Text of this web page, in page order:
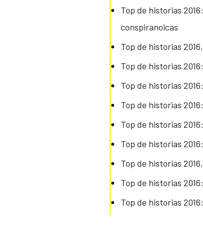
Top de historias
conspiranoicas
Top de historias
Top de historias
Top de historias
Top de historias
Top de historias
Top de historias
Top de historias
Top de historias
Top de historias